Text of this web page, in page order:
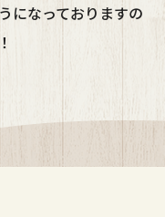
になっておりますの